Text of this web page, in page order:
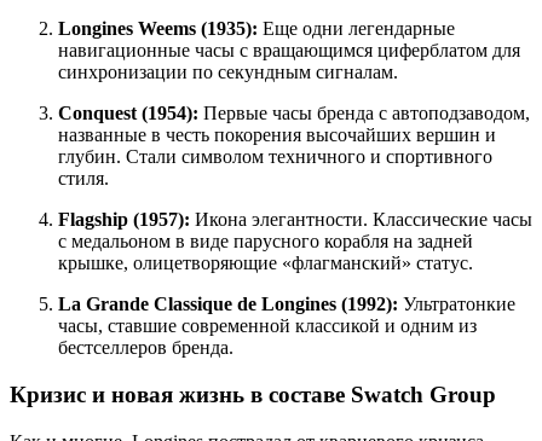
Longines Weems (1935): Еще одни легендарные
навигационные часы с вращающимся циферблатом для
синхронизации по секундным сигналам.
Conquest (1954): Первые часы бренда с автоподзаводом,
названные в честь покорения высочайших вершин и
глубин. Стали символом техничного и спортивного
стиля.
Flagship (1957): Икона элегантности. Классические часы
с медальоном в виде парусного корабля на задней
крышке, олицетворяющие «флагманский» статус.
La Grande Classique de Longines (1992): Ультратонкие
часы, ставшие современной классикой и одним из
бестселлеров бренда.
Кризис и новая жизнь в составе Swatch Group